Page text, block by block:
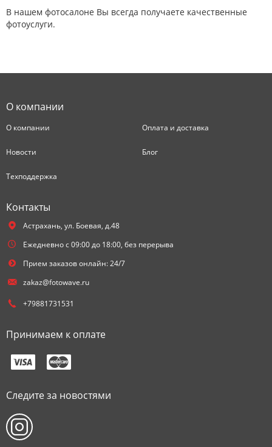
В нашем фотосалоне Вы всегда получаете качественные
фотоуслуги.
О компании
О компании Оплата и доставка
Новости Блог
Техподдержка
Контакты
Астрахань, ул. Боевая, д.48
Ежедневно с 09:00 до 18:00, без перерыва
Прием заказов онлайн: 24/7
zakaz@fotowave.ru
+79881731531
Принимаем к оплате
Следите за новостями